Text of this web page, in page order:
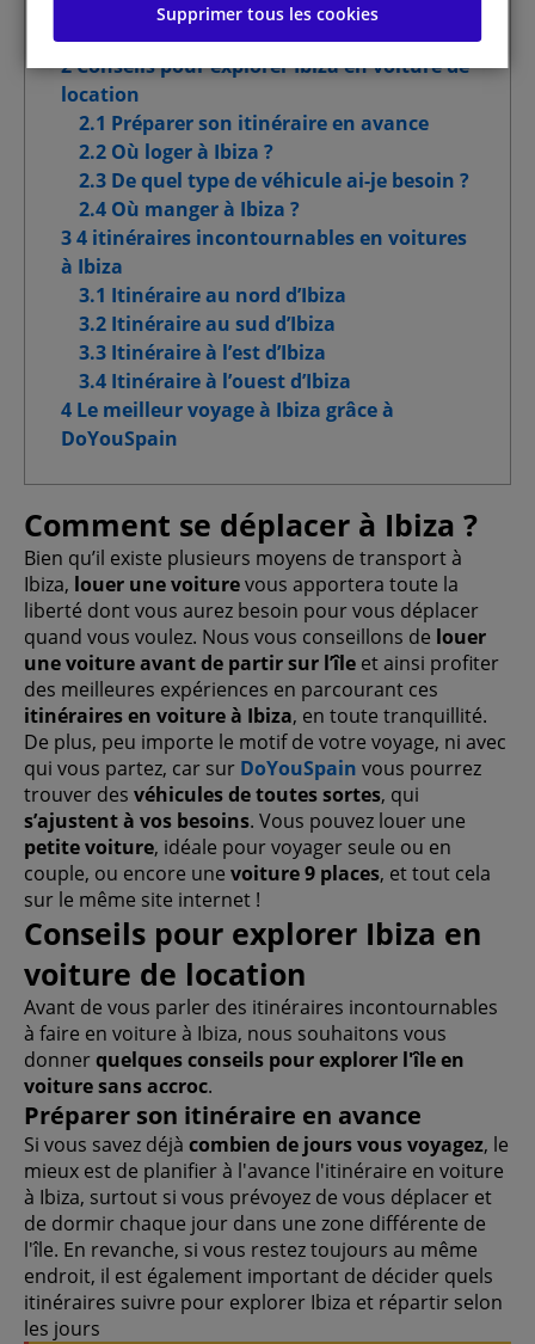
1 Comment se déplacer à Ibiza ?
2 Conseils pour explorer Ibiza en voiture de
location
2.1 Préparer son itinéraire en avance
2.2 Où loger à Ibiza ?
2.3 De quel type de véhicule ai-je besoin ?
2.4 Où manger à Ibiza ?
3 4 itinéraires incontournables en voitures
à Ibiza
3.1 Itinéraire au nord d’Ibiza
3.2 Itinéraire au sud d’Ibiza
3.3 Itinéraire à l’est d’Ibiza
3.4 Itinéraire à l’ouest d’Ibiza
4 Le meilleur voyage à Ibiza grâce à
DoYouSpain
Comment se déplacer à Ibiza ?
Bien qu’il existe plusieurs moyens de transport à
Ibiza, louer une voiturevous apportera toute la
liberté dont vous aurez besoin pour vous déplacer
quand vous voulez. Nous vous conseillons de louer
une voiture avant de partir sur l’île et ainsi profiter
des meilleures expériences en parcourant ces
itinéraires en voiture à Ibiza, en toute tranquillité.
De plus, peu importe le motif de votre voyage, ni avec
qui vous partez, car sur DoYouSpain vous pourrez
trouver des véhicules de toutes sortes, qui
s’ajustent à vos besoins. Vous pouvez louer une
petite voiture, idéale pour voyager seule ou en
couple, ou encore une voiture 9 places, et tout cela
sur le même site internet !
Conseils pour explorer Ibiza en
voiture de location
Avant de vous parler des itinéraires incontournables
à faire en voiture à Ibiza, nous souhaitons vous
donnerquelques conseils pour explorer l'île en
voiture sans accroc.
Préparer son itinéraire en avance
Si vous savez déjà combien de jours vous voyagez, le
mieux est de planifier à l'avance l'itinéraire en voiture
à Ibiza, surtout si vous prévoyez de vous déplacer et
de dormir chaque jour dans une zone différente de
l'île. En revanche, si vous restez toujours au même
endroit, il est également important de décider quels
itinéraires suivre pour explorer Ibiza et répartir selon
les jours
Supprimer tous les cookies
Cookies strictement nécessaires Toujours actif
Cookies de performance
Cookies de fonctionnalité
Cookies pour une publicité ciblée
Cookies publicitaires avancés
Confirmer la sélection